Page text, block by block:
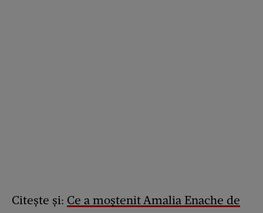
Citește și: Ce a moștenit Amalia Enache de